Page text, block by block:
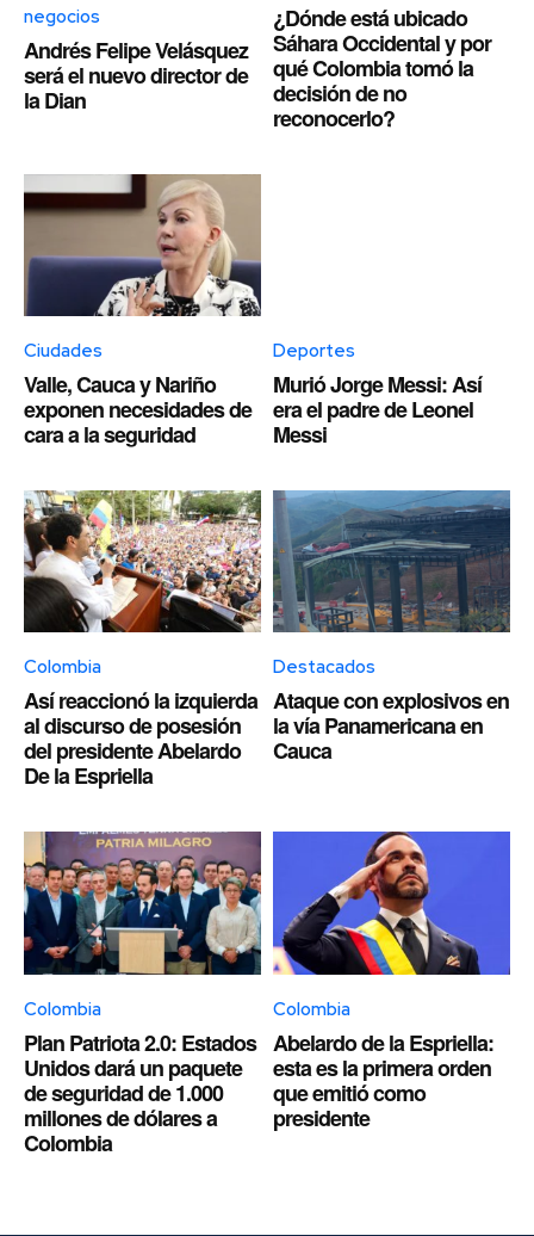
negocios
Andrés Felipe Velásquez
será el nuevo director de
la Dian
¿Dónde está ubicado
Sáhara Occidental y por
qué Colombia tomó la
decisión de no
reconocerlo?
Ciudades
Valle, Cauca y Nariño
exponen necesidades de
cara a la seguridad
Deportes
Murió Jorge Messi: Así
era el padre de Leonel
Messi
Colombia
Así reaccionó la izquierda
al discurso de posesión
del presidente Abelardo
De la Espriella
Destacados
Ataque con explosivos en
la vía Panamericana en
Cauca
Colombia
Plan Patriota 2.0: Estados
Unidos dará un paquete
de seguridad de 1.000
millones de dólares a
Colombia
Colombia
Abelardo de la Espriella:
esta es la primera orden
que emitió como
presidente